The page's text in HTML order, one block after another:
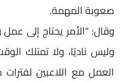
صعوبة المهمة.
وقال: "الأمر يحتاج إلى عمل
وليس ناديًا، ولا تمتلك
العمل مع اللاعبين